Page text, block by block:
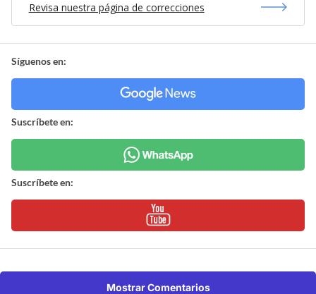
Revisa nuestra página de correcciones
Síguenos en:
Suscríbete en:
Suscríbete en:
Mostrar Comentarios